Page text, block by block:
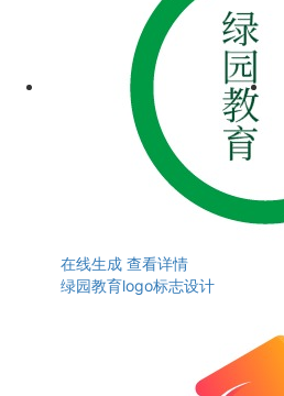
在线生成 查看详情
绿园教育logo标志设计